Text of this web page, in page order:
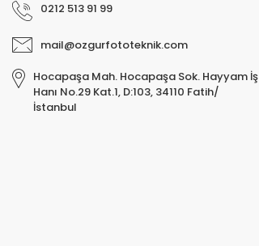
0212 513 91 99
mail@ozgurfototeknik.com
Hocapaşa Mah. Hocapaşa Sok. Hayyam İş
Hanı No.29 Kat.1, D:103, 34110 Fatih/
İstanbul